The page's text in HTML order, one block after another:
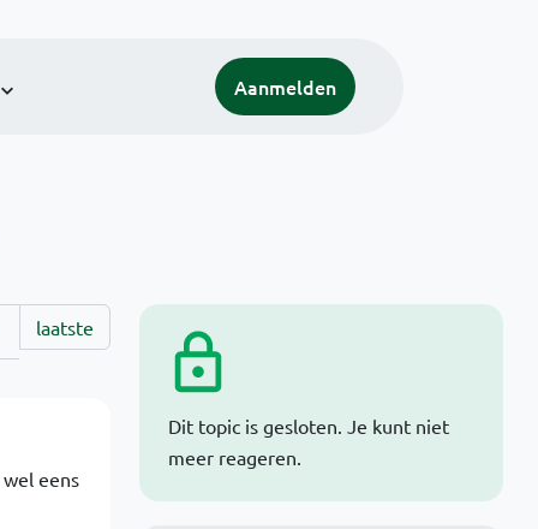
Aanmelden
Dit topic is gesloten. Je kunt niet
meer reageren.
laatste
eens